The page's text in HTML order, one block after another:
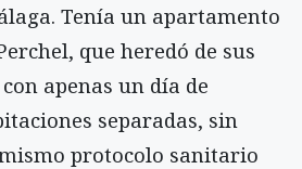
Tenía un apartamento
que heredó de sus
apenas un día de
separadas, sin
protocolo sanitario